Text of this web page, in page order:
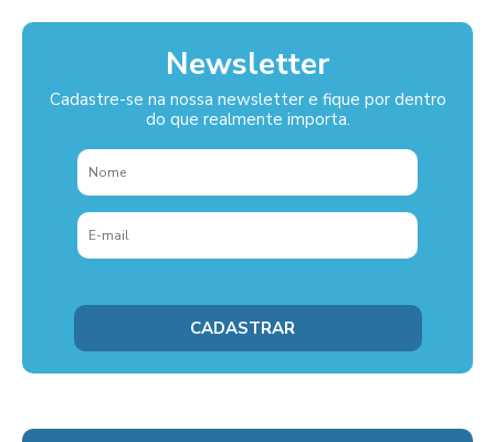
Newsletter
Cadastre-se na nossa newsletter e fique por dentro
do que realmente importa.